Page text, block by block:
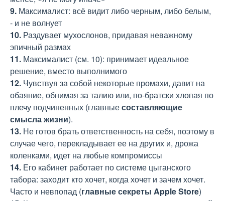
9. Максималист: всё видит либо черным, либо белым,
- и не волнует
10. Раздувает мухослонов, придавая неважному
эпичный размах
11. Максималист (см. 10): принимает идеальное
решение, вместо выполнимого
12. Чувствуя за собой некоторые промахи, давит на
обаяние, обнимая за талию или, по-братски хлопая по
плечу подчиненных (главныесоставляющие
смысла жизни).
13. Не готов брать ответственность на себя, поэтому в
случае чего, перекладывает ее на других и, дрожа
коленками, идет на любые компромиссы
14. Его кабинет работает по системе цыганского
табора: заходит кто хочет, когда хочет и зачем хочет.
Часто и невпопад (главные секреты Apple Store)